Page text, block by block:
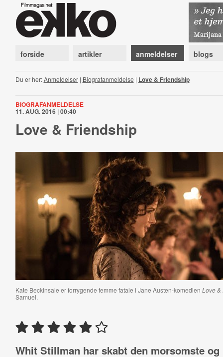
forside artikler anmeldelser blogs
Du er her:Anmeldelser| Biografanmeldelse | Love & Friendship
BIOGRAFANMELDELSE
11. AUG. 2016 | 00:40
Love & Friendship
Kate Beckinsale er forrygende femme fatale i Jane Austen-komedien Love &
Samuel.
Whit Stillman har skabt den morsomste og